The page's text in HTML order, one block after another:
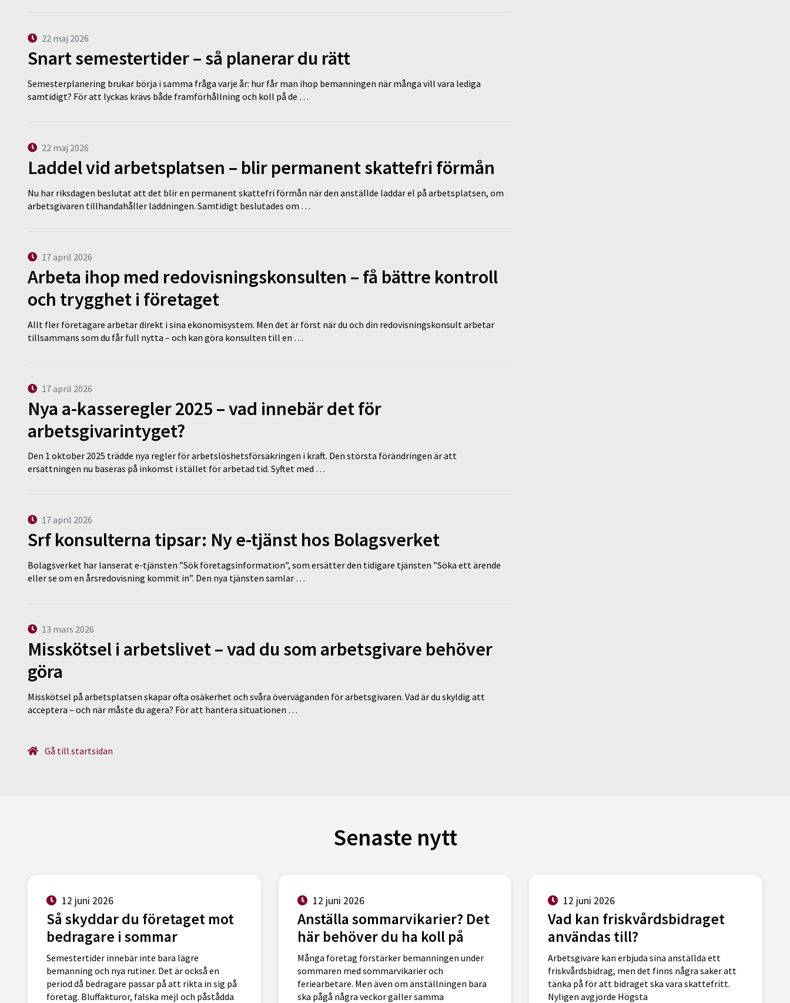
22 maj 2026
Snart semestertider – så planerar du rätt
Semesterplanering brukar börja i samma fråga varje år: hur får man ihop bemanningen när många vill vara lediga
samtidigt? För att lyckas krävs både framförhållning och koll på de …
22 maj 2026
Laddel vid arbetsplatsen – blir permanent skattefri förmån
Nu har riksdagen beslutat att det blir en permanent skattefri förmån när den anställde laddar el på arbetsplatsen, om
arbetsgivaren tillhandahåller laddningen. Samtidigt beslutades om …
17 april 2026
Arbeta ihop med redovisningskonsulten – få bättre kontroll
och trygghet i företaget
Allt fler företagare arbetar direkt i sina ekonomisystem. Men det är först när du och din redovisningskonsult arbetar
tillsammans som du får full nytta – och kan göra konsulten till en …
17 april 2026
Nya a-kasseregler 2025 – vad innebär det för
arbetsgivarintyget?
Den 1 oktober 2025 trädde nya regler för arbetslöshetsförsäkringen i kraft. Den största förändringen är att
ersättningen nu baseras på inkomst i stället för arbetad tid. Syftet med …
17 april 2026
Srf konsulterna tipsar: Ny e-tjänst hos Bolagsverket
Bolagsverket har lanserat e-tjänsten ”Sök företagsinformation”, som ersätter den tidigare tjänsten ”Söka ett ärende
eller se om en årsredovisning kommit in”. Den nya tjänsten samlar …
13 mars 2026
Misskötsel i arbetslivet – vad du som arbetsgivare behöver
göra
Misskötsel på arbetsplatsen skapar ofta osäkerhet och svåra överväganden för arbetsgivaren. Vad är du skyldig att
acceptera – och när måste du agera? För att hantera situationen …
Gå till startsidan
Senaste nytt
12 juni 2026
Så skyddar du företaget mot
bedragare i sommar
Semestertider innebär inte bara lägre
bemanning och nya rutiner. Det är också en
period då bedragare passar på att rikta in sig på
företag. Bluffakturor, falska mejl och påstådda
12 juni 2026
Anställa sommarvikarier? Det
här behöver du ha koll på
Många företag förstärker bemanningen under
sommaren med sommarvikarier och
feriearbetare. Men även om anställningen bara
ska pågå några veckor gäller samma
12 juni 2026
Vad kan friskvårdsbidraget
användas till?
Arbetsgivare kan erbjuda sina anställda ett
friskvårdsbidrag, men det finns några saker att
tänka på för att bidraget ska vara skattefritt.
Nyligen avgjorde Högsta